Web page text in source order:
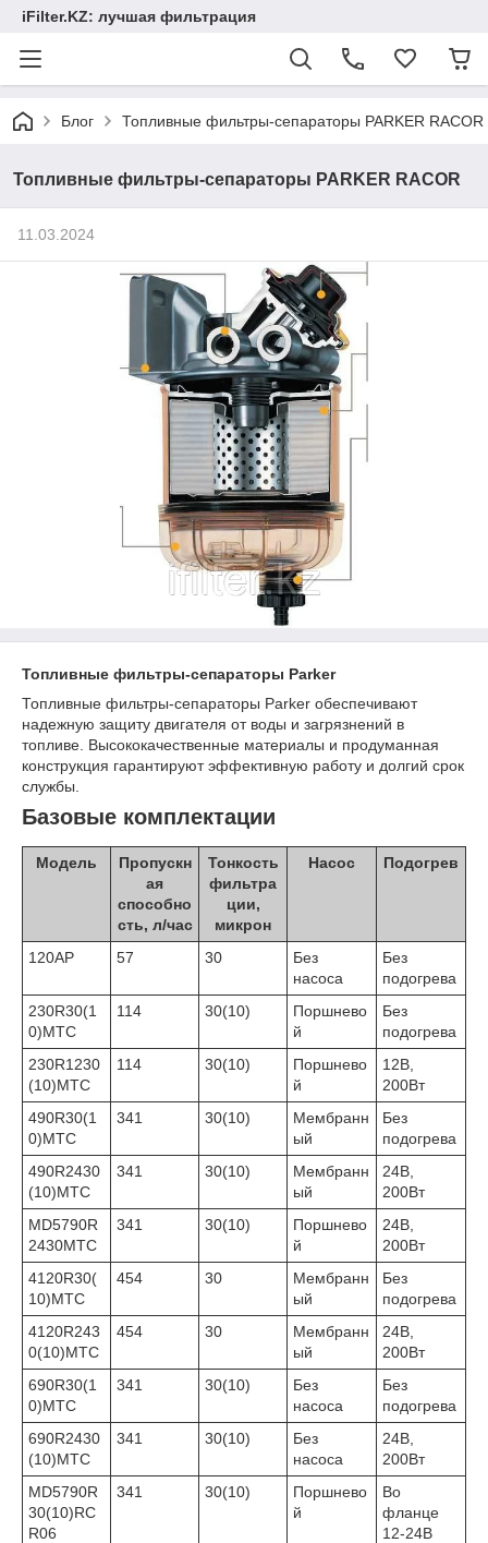
iFilter.KZ: лучшая фильтрация
Блог Топливные фильтры-сепараторы PARKER RACOR
Топливные фильтры-сепараторы PARKER RACOR
11.03.2024
Топливные фильтры-сепараторы Parker
Топливные фильтры-сепараторы Parker обеспечивают
надежную защиту двигателя от воды и загрязнений в
топливе. Высококачественные материалы и продуманная
конструкция гарантируют эффективную работу и долгий срок
службы.
Базовые комплектации
Модель
Пропускн
ая
способно
сть, л/час
Тонкость
фильтра
ции,
микрон
Насос Подогрев
120АР 57 30
Без
насоса
Без
подогрева
230R30(1
0)MTC
114 30(10)
Поршнево
й
Без
подогрева
230R1230
(10)MTC
114 30(10)
Поршнево
й
12В,
200Вт
490R30(1
0)MTC
341 30(10)
Мембранн
ый
Без
подогрева
490R2430
(10)MTC
341 30(10)
Мембранн
ый
24В,
200Вт
MD5790R
2430MTC
341 30(10)
Поршнево
й
24В,
200Вт
4120R30(
10)MTC
454 30
Мембранн
ый
Без
подогрева
4120R243
0(10)MTC
454 30
Мембранн
ый
24В,
200Вт
690R30(1
0)MTC
341 30(10)
Без
насоса
Без
подогрева
690R2430
(10)MTC
341 30(10)
Без
насоса
24В,
200Вт
MD5790R
30(10)RC
R06
341 30(10)
Поршнево
й
Во
фланце
12-24В